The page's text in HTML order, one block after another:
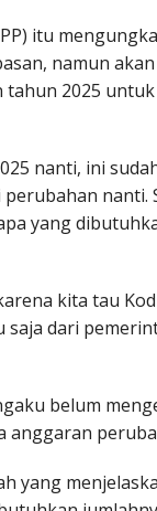
itu
namun
2025
nanti, ini
nanti.
yang
kita tau
dari
belum
anggaran
yang